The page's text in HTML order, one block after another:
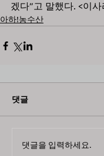
겠다”고 말했다. <이사
아하!농수산
댓글
댓글을 입력하세요.